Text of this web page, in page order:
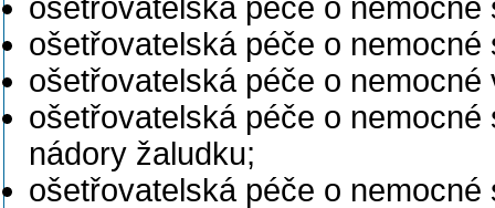
ošetřovatelská péče o nemocné
ošetřovatelská péče o
ošetřovatelská péče o
ošetřovatelská péče o
nádory žaludku;
ošetřovatelská péče o